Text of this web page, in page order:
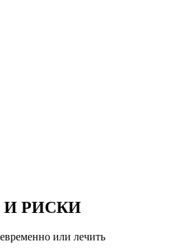
РИСКИ
или лечить